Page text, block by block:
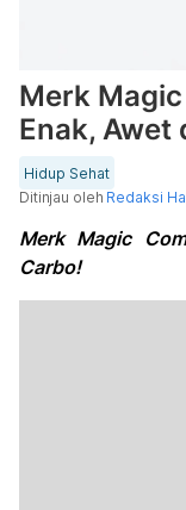
Merk
Enak, Awet
Hidup Sehat
Ditinjau oleh Redaksi
Merk Magic
Carbo!